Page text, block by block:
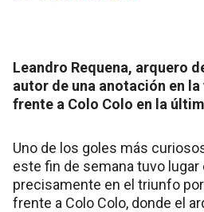
Leandro Requena, arquero
autor de una anotación en
frente a Colo Colo en la
Uno de los goles más
este fin de semana tuvo lugar
precisamente en el triunfo
frente a Colo Colo, donde el